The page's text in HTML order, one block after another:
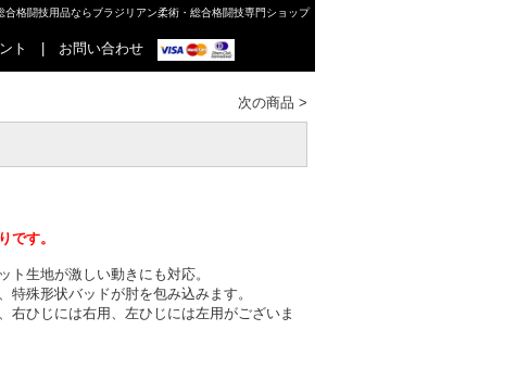
合格闘技用品ならブラジリアン柔術・総合格闘技専門ショップ
ト お問い合わせ
次の商品 >
です。
ト生地が激しい動きにも対応。
特殊形状バッドが肘を包み込みます。
右ひじには右用、左ひじには左用がございま